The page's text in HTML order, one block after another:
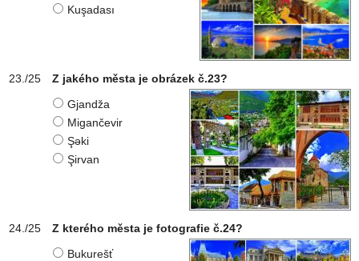
Kuşadası
Z jakého města je obrázek č.23?
Gjandža
Migančevir
Şəki
Şirvan
Z kterého města je fotografie č.24?
Bukurešť